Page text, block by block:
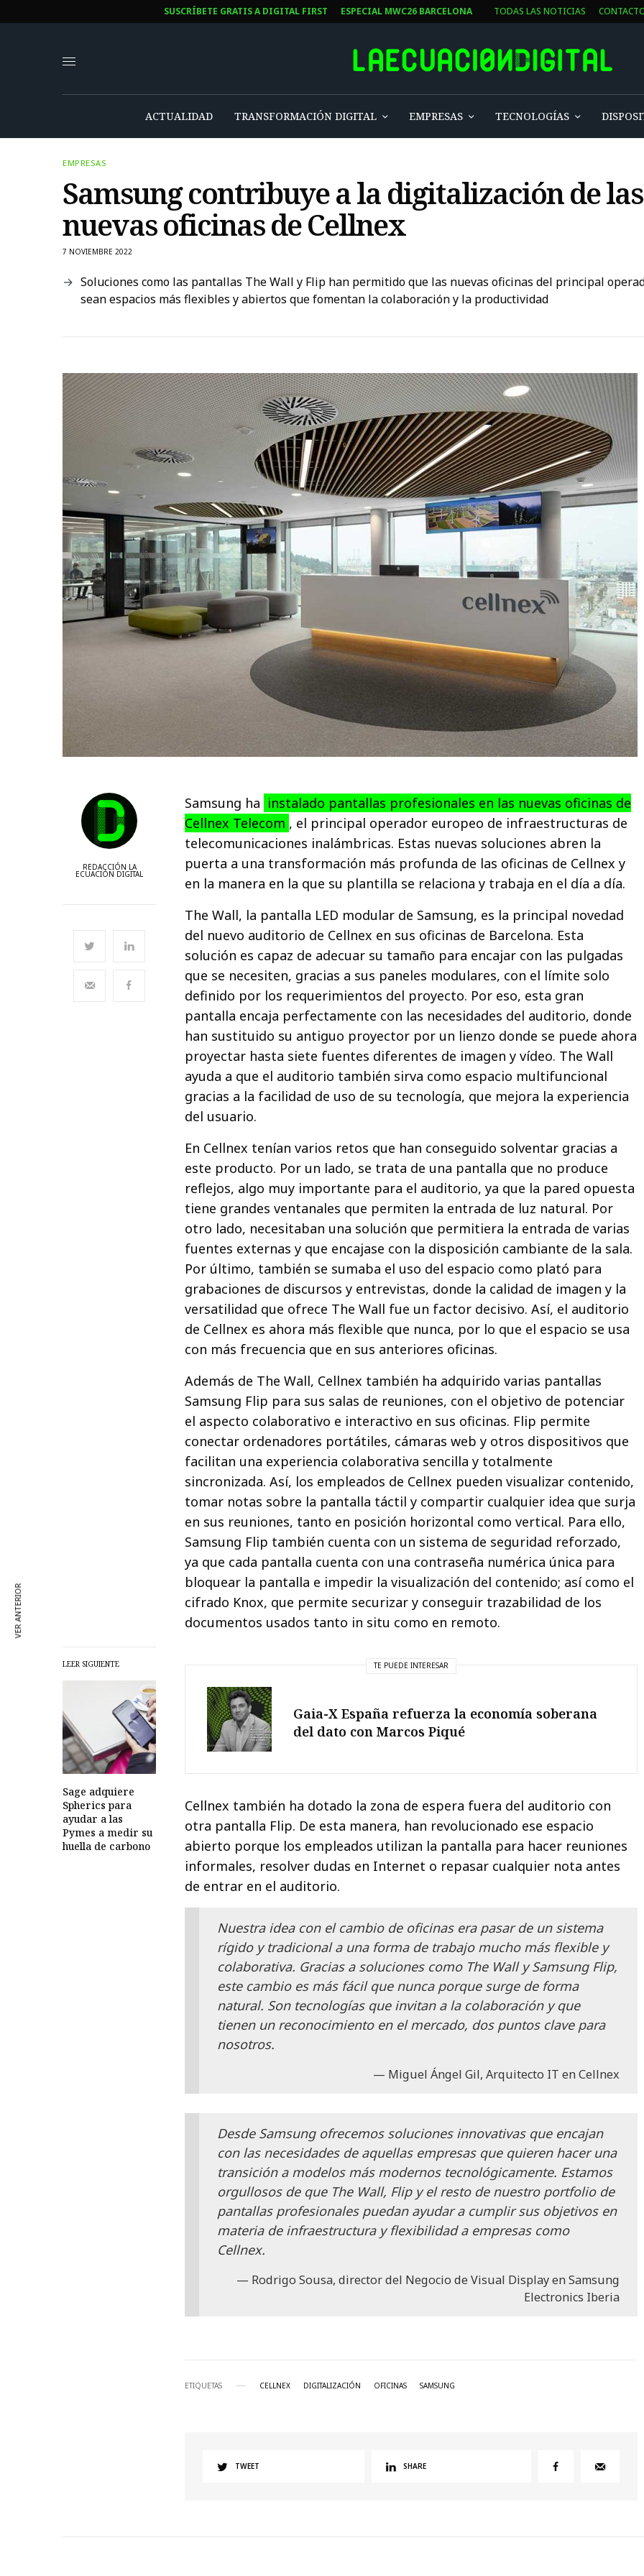
SUSCRÍBETE GRATIS A DIGITAL FIRST ESPECIAL MWC26 BARCELONA TODAS LAS NOTICIAS
ACTUALIDAD TRANSFORMACIÓN DIGITAL EMPRESAS TECNOLOGÍAS
EMPRESAS
Samsung contribuye a la digitalización de las
nuevas oficinas de Cellnex
7 NOVIEMBRE 2022
Soluciones como las pantallas The Wall y Flip han permitido que las nuevas oficinas del principal
sean espacios más flexibles y abiertos que fomentan la colaboración y la productividad
REDACCIÓN LA
ECUACIÓN DIGITAL
LEER SIGUIENTE
Sage adquiere
Spherics para
ayudar a las
Pymes a medir su
huella de carbono
Samsung ha instalado pantallas profesionales en las nuevas oficinas de
Cellnex Telecom , el principal operador europeo de infraestructuras de
telecomunicaciones inalámbricas. Estas nuevas soluciones abren la
puerta a una transformación más profunda de las oficinas de Cellnex y
en la manera en la que su plantilla se relaciona y trabaja en el día a día.
The Wall, la pantalla LED modular de Samsung, es la principal novedad
del nuevo auditorio de Cellnex en sus oficinas de Barcelona. Esta
solución es capaz de adecuar su tamaño para encajar con las pulgadas
que se necesiten, gracias a sus paneles modulares, con el límite solo
definido por los requerimientos del proyecto. Por eso, esta gran
pantalla encaja perfectamente con las necesidades del auditorio, donde
han sustituido su antiguo proyector por un lienzo donde se puede ahora
proyectar hasta siete fuentes diferentes de imagen y vídeo. The Wall
ayuda a que el auditorio también sirva como espacio multifuncional
gracias a la facilidad de uso de su tecnología, que mejora la experiencia
del usuario.
En Cellnex tenían varios retos que han conseguido solventar gracias a
este producto. Por un lado, se trata de una pantalla que no produce
reflejos, algo muy importante para el auditorio, ya que la pared opuesta
tiene grandes ventanales que permiten la entrada de luz natural. Por
otro lado, necesitaban una solución que permitiera la entrada de varias
fuentes externas y que encajase con la disposición cambiante de la sala.
Por último, también se sumaba el uso del espacio como plató para
grabaciones de discursos y entrevistas, donde la calidad de imagen y la
versatilidad que ofrece The Wall fue un factor decisivo. Así, el auditorio
de Cellnex es ahora más flexible que nunca, por lo que el espacio se usa
con más frecuencia que en sus anteriores oficinas.
Además de The Wall, Cellnex también ha adquirido varias pantallas
Samsung Flip para sus salas de reuniones, con el objetivo de potenciar
el aspecto colaborativo e interactivo en sus oficinas. Flip permite
conectar ordenadores portátiles, cámaras web y otros dispositivos que
facilitan una experiencia colaborativa sencilla y totalmente
sincronizada. Así, los empleados de Cellnex pueden visualizar contenido,
tomar notas sobre la pantalla táctil y compartir cualquier idea que surja
en sus reuniones, tanto en posición horizontal como vertical. Para ello,
Samsung Flip también cuenta con un sistema de seguridad reforzado,
ya que cada pantalla cuenta con una contraseña numérica única para
bloquear la pantalla e impedir la visualización del contenido; así como el
cifrado Knox, que permite securizar y conseguir trazabilidad de los
documentos usados tanto in situ como en remoto.
TE PUEDE INTERESAR
Gaia-X España refuerza la economía soberana
del dato con Marcos Piqué
Cellnex también ha dotado la zona de espera fuera del auditorio con
otra pantalla Flip. De esta manera, han revolucionado ese espacio
abierto porque los empleados utilizan la pantalla para hacer reuniones
informales, resolver dudas en Internet o repasar cualquier nota antes
de entrar en el auditorio.
Nuestra idea con el cambio de oficinas era pasar de un sistema
rígido y tradicional a una forma de trabajo mucho más flexible y
colaborativa. Gracias a soluciones como The Wall y Samsung Flip,
este cambio es más fácil que nunca porque surge de forma
natural. Son tecnologías que invitan a la colaboración y que
tienen un reconocimiento en el mercado, dos puntos clave para
nosotros.
Miguel Ángel Gil, Arquitecto IT en Cellnex
Desde Samsung ofrecemos soluciones innovativas que encajan
con las necesidades de aquellas empresas que quieren hacer una
transición a modelos más modernos tecnológicamente. Estamos
orgullosos de que The Wall, Flip y el resto de nuestro portfolio de
pantallas profesionales puedan ayudar a cumplir sus objetivos en
materia de infraestructura y flexibilidad a empresas como
Cellnex.
Rodrigo Sousa, director del Negocio de Visual Display en Samsung
Electronics Iberia
ETIQUETAS CELLNEX DIGITALIZACIÓN OFICINAS SAMSUNG
TWEET SHARE
VER ANTERIOR